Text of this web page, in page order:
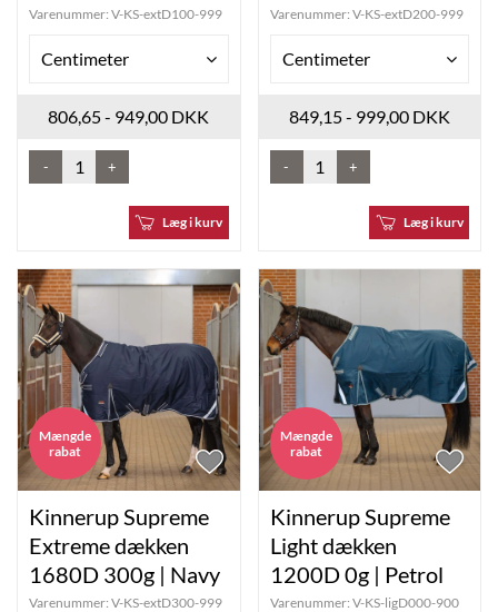
Varenummer: V-KS-extD100-999
Centimeter
806,65 - 949,00 DKK
- +
Læg i kurv
Varenummer: V-KS-extD200-999
Centimeter
849,15 - 999,00 DKK
- +
Læg i kurv
Mængde
rabat
Kinnerup Supreme
Extreme dækken
1680D 300g | Navy
Varenummer: V-KS-extD300-999
Mængde
rabat
Kinnerup Supreme
Light dækken
1200D 0g | Petrol
Varenummer: V-KS-ligD000-900